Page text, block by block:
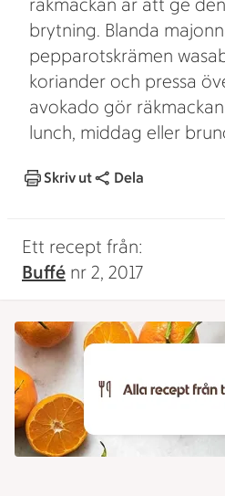
räkmackan är att ge
brytning. Blanda
pepparotskrämen
koriander och pressa
avokado gör
lunch, middag eller
Skriv ut Dela
Ett recept från:
Buffé nr 2, 2017